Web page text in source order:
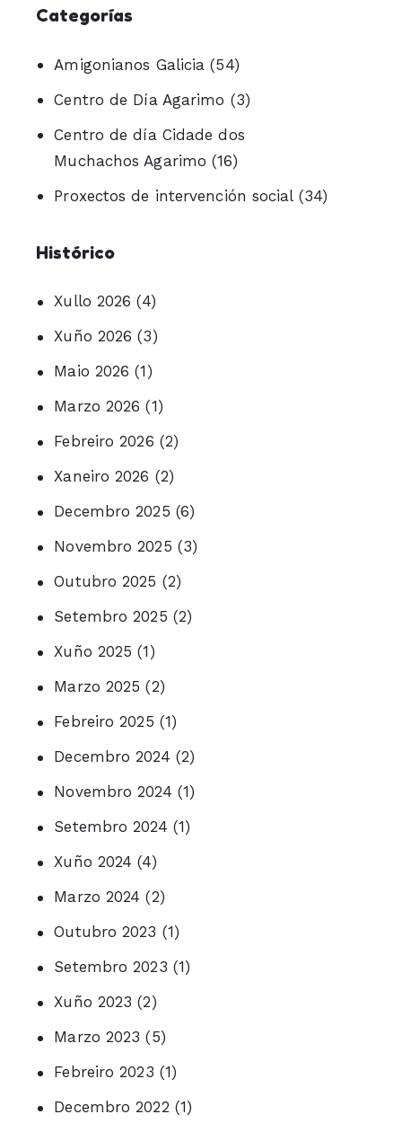
Categorías
Amigonianos Galicia (54)
Centro de Día Agarimo (3)
Centro de día Cidade dos
Muchachos Agarimo (16)
Proxectos de intervención social(34)
Histórico
Xullo 2026 (4)
Xuño 2026 (3)
Maio 2026 (1)
Marzo 2026 (1)
Febreiro 2026 (2)
Xaneiro 2026 (2)
Decembro 2025 (6)
Novembro 2025 (3)
Outubro 2025 (2)
Setembro 2025 (2)
Xuño 2025 (1)
Marzo 2025 (2)
Febreiro 2025 (1)
Decembro 2024 (2)
Novembro 2024 (1)
Setembro 2024 (1)
Xuño 2024 (4)
Marzo 2024 (2)
Outubro 2023 (1)
Setembro 2023 (1)
Xuño 2023 (2)
Marzo 2023 (5)
Febreiro 2023 (1)
Decembro 2022 (1)